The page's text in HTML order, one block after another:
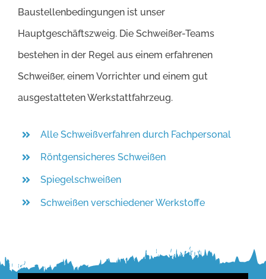
Baustellenbedingungen ist unser
Hauptgeschäftszweig. Die Schweißer-Teams
bestehen in der Regel aus einem erfahrenen
Schweißer, einem Vorrichter und einem gut
ausgestatteten Werkstattfahrzeug.
Alle Schweißverfahren durch Fachpersonal
Röntgensicheres Schweißen
Spiegelschweißen
Schweißen verschiedener Werkstoffe